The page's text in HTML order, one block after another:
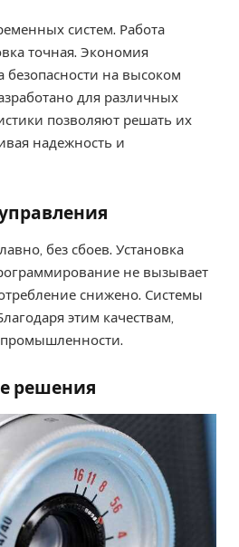
систем. Работа
точная. Экономия
на высоком
для различных
позволяют решать их
надежность и
без сбоев. Установка
не вызывает
снижено. Системы
этим качествам,
промышленности.
решения